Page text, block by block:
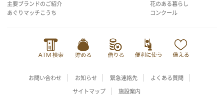
主要ブランドのご紹介
あぐりマッチこうち
花のある暮らし
コンクール
お問い合わせ お知らせ 緊急連絡先 よくある質問
サイトマップ 施設案内